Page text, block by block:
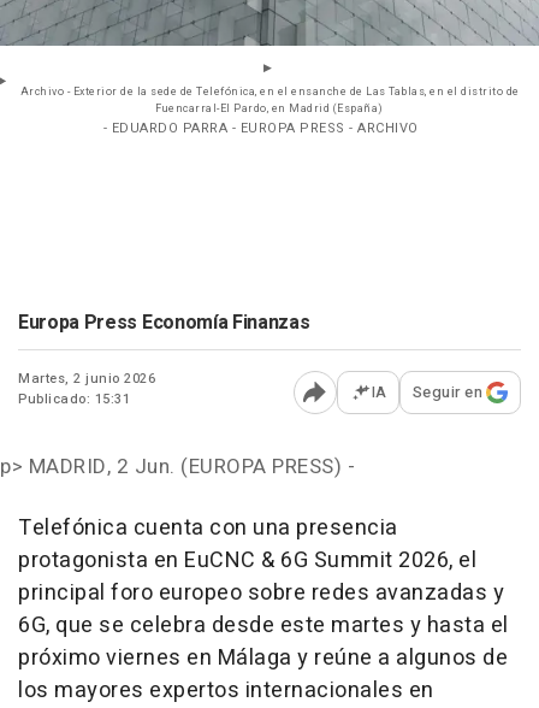
Archivo - Exterior de la sede de Telefónica, en el ensanche de Las Tablas, en el distrito de
Fuencarral-El Pardo, en Madrid (España)
- EDUARDO PARRA - EUROPA PRESS - ARCHIVO
Europa Press Economía Finanzas
Martes, 2 junio 2026
Publicado: 15:31
Abrir opciones para
IA Seguir en
p> MADRID, 2 Jun. (EUROPA PRESS) -
Telefónica cuenta con una presencia
protagonista en EuCNC & 6G Summit 2026, el
principal foro europeo sobre redes avanzadas y
6G, que se celebra desde este martes y hasta el
próximo viernes en Málaga y reúne a algunos de
los mayores expertos internacionales en